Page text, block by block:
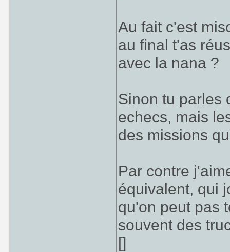
Au fait c'est
au final t'as
avec la nana ?
Sinon tu parles
echecs, mais
des missions
Par contre
équivalent, qui
qu'on peut pas
souvent des
[]